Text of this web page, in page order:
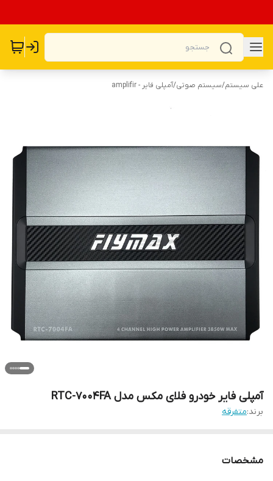
علی سیستم/سیستم صوتی/آمپلی فایر - amplifir
آمپلی فایر خودرو فلای مکس مدل RTC-7004FA
برند:متفرقه
مشخصات